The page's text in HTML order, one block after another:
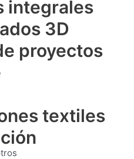
integrales
3D
proyectos
textiles